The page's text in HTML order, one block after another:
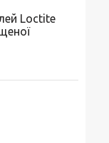
Loctite